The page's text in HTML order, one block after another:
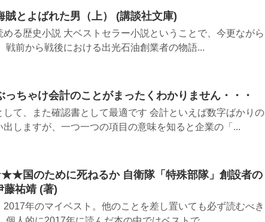
賊とよばれた男（上） (講談社文庫)
める歴史小説 大ベストセラー小説ということで、今更ながら
戦前から戦後における出光石油創業者の物語...
っちゃけ会計のことがまったくわかりません・・・
して、また確認書として最適です 会計といえば数字ばかりの
出しますが、一つ一つの項目の意味を知ると企業の「...
国のために死ねるか 自衛隊「特殊部隊」創設者の
藤祐靖 (著)
2017年のマイベスト。他のことを差し置いても必ず読むべき